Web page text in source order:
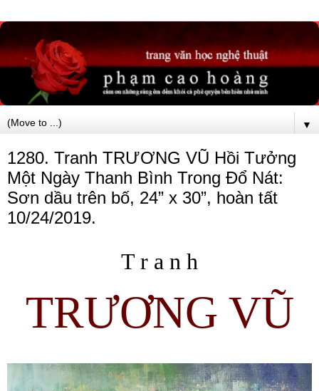
▼
1280. Tranh TRƯƠNG VŨ Hồi Tưởng
Một Ngày Thanh Bình Trong Đổ Nát:
Sơn dầu trên bố, 24” x 30”, hoàn tất
10/24/2019.
T r a n h
TRƯƠNG VŨ